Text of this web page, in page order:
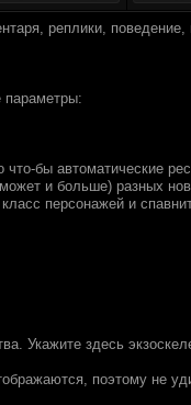
реплики,
параметры:
бы автоматические
и больше) разных
персонажей и
Укажите здесь
поэтому не